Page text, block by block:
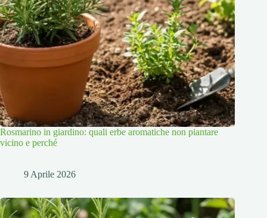
Rosmarino in giardino: quali erbe aromatiche non piantare
vicino e perché
9 Aprile 2026